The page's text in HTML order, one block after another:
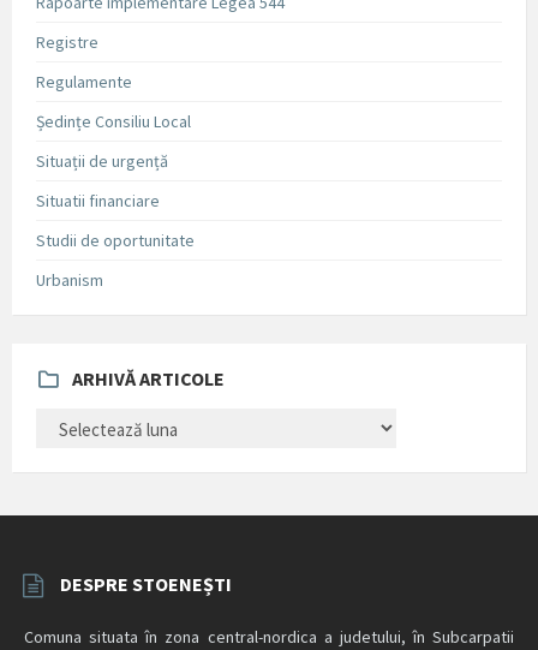
Registre
Regulamente
Ședințe Consiliu Local
Situații de urgență
Situatii financiare
Studii de oportunitate
Urbanism
ARHIVĂ ARTICOLE
ARTICOLE
DESPRE STOENEȘTI
Comuna situata în zona central-nordica a judetului, în Subcarpatii